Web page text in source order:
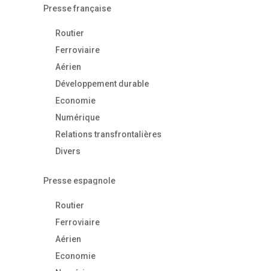
Presse française
Routier
Ferroviaire
Aérien
Développement durable
Economie
Numérique
Relations transfrontalières
Divers
Presse espagnole
Routier
Ferroviaire
Aérien
Economie